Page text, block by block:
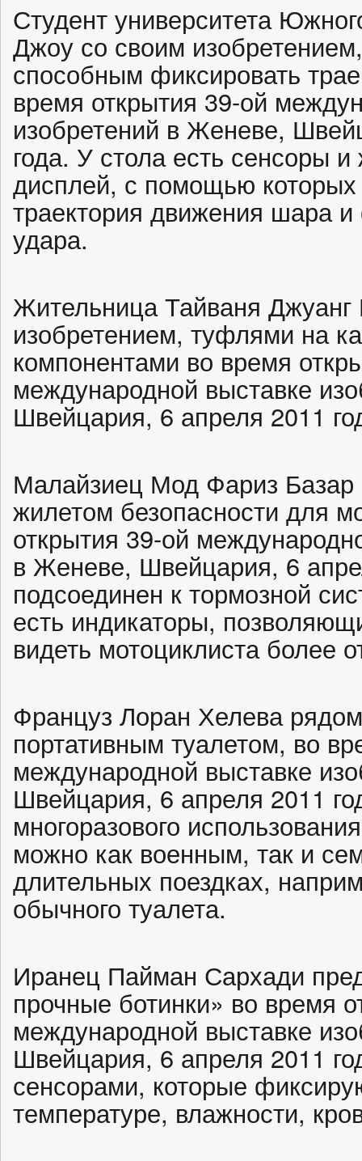
Студент университета
Джоу со своим
способным фиксировать
время открытия 39-ой
изобретений в Женеве,
года. У стола есть сенсоры
дисплей, с помощью которых
траектория движения шара
удара.
Жительница Тайваня
изобретением, туфлями на
компонентами во время
международной выставке
Швейцария, 6 апреля 2011
Малайзиец Мод Фариз Базар
жилетом безопасности для
открытия 39-ой
в Женеве, Швейцария, 6
подсоединен к тормозной
есть индикаторы,
видеть мотоциклиста более
Француз Лоран Хелева
портативным туалетом, во
международной выставке
Швейцария, 6 апреля 2011
многоразового
можно как военным, так и
длительных поездках,
обычного туалета.
Иранец Пайман Сархади
прочные ботинки» во время
международной выставке
Швейцария, 6 апреля 2011
сенсорами, которые
температуре, влажности,